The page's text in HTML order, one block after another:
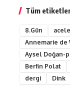
Tüm
8.Gün
Annemarie de
Aysel Doğan-
Berfin Polat
dergi
Dink